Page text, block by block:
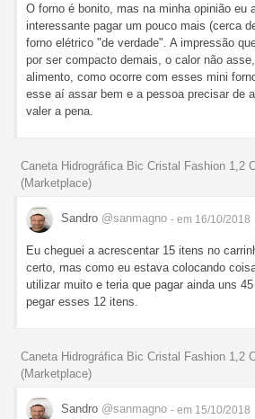
O forno é bonito, mas na minha opinião eu
interessante pagar um pouco mais (cerca
forno elétrico "de verdade". A impressão
por ser compacto demais, o calor não
alimento, como ocorre com esses mini
esse aí assar bem e a pessoa precisar de
valer a pena.
Caneta Hidrográfica Bic Cristal Fashion 1,2
(Marketplace)
Sandro @sanmagno - em 16/10/2018
Eu cheguei a acrescentar 15 itens no
certo, mas como eu estava colocando
utilizar muito e teria que pagar ainda uns
pegar esses 12 itens.
Caneta Hidrográfica Bic Cristal Fashion 1,2
(Marketplace)
Sandro @sanmagno - em 15/10/2018